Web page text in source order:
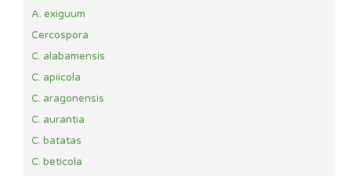
A. exiguum
Cercospora
C. alabamensis
C. apiicola
C. aragonensis
C. aurantia
C. batatas
C. beticola